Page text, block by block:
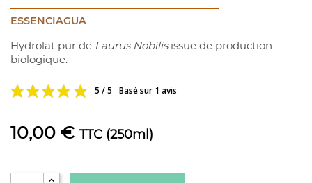
ESSENCIAGUA
Hydrolat pur de Laurus Nobilisissue de production
biologique.
5 / 5 Basé sur 1 avis
10,00 € TTC (250ml)